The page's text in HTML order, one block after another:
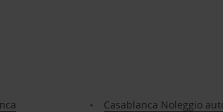
Casablanca Noleggio